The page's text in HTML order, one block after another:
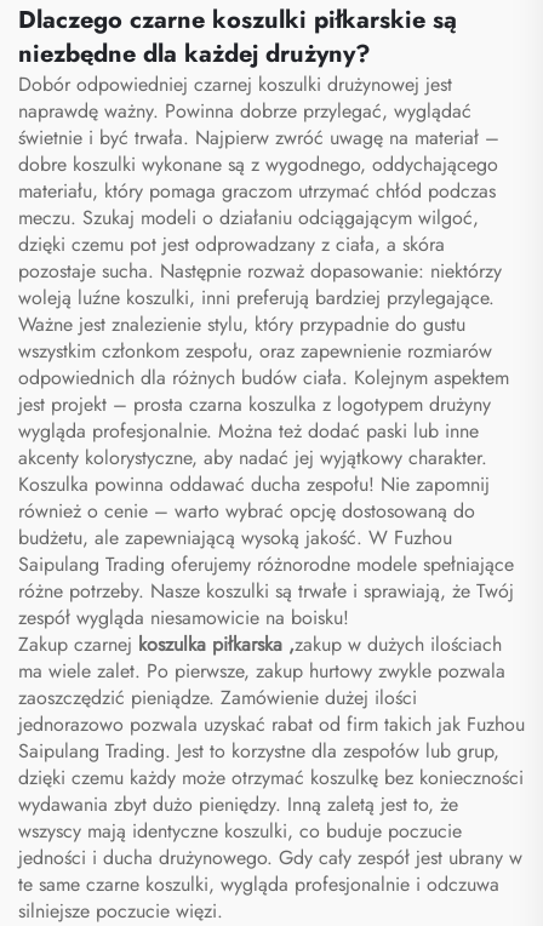
Dlaczego czarne koszulki piłkarskie są
niezbędne dla każdej drużyny?
Dobór odpowiedniej czarnej koszulki drużynowej jest
naprawdę ważny. Powinna dobrze przylegać, wyglądać
świetnie i być trwała. Najpierw zwróć uwagę na materiał –
dobre koszulki wykonane są z wygodnego, oddychającego
materiału, który pomaga graczom utrzymać chłód podczas
meczu. Szukaj modeli o działaniu odciągającym wilgoć,
dzięki czemu pot jest odprowadzany z ciała, a skóra
pozostaje sucha. Następnie rozważ dopasowanie: niektórzy
woleją luźne koszulki, inni preferują bardziej przylegające.
Ważne jest znalezienie stylu, który przypadnie do gustu
wszystkim członkom zespołu, oraz zapewnienie rozmiarów
odpowiednich dla różnych budów ciała. Kolejnym aspektem
jest projekt – prosta czarna koszulka z logotypem drużyny
wygląda profesjonalnie. Można też dodać paski lub inne
akcenty kolorystyczne, aby nadać jej wyjątkowy charakter.
Koszulka powinna oddawać ducha zespołu! Nie zapomnij
również o cenie – warto wybrać opcję dostosowaną do
budżetu, ale zapewniającą wysoką jakość. W Fuzhou
Saipulang Trading oferujemy różnorodne modele spełniające
różne potrzeby. Nasze koszulki są trwałe i sprawiają, że Twój
zespół wygląda niesamowicie na boisku!
Zakup czarnej koszulka piłkarska ,zakup w dużych ilościach
ma wiele zalet. Po pierwsze, zakup hurtowy zwykle pozwala
zaoszczędzić pieniądze. Zamówienie dużej ilości
jednorazowo pozwala uzyskać rabat od firm takich jak Fuzhou
Saipulang Trading. Jest to korzystne dla zespołów lub grup,
dzięki czemu każdy może otrzymać koszulkę bez konieczności
wydawania zbyt dużo pieniędzy. Inną zaletą jest to, że
wszyscy mają identyczne koszulki, co buduje poczucie
jedności i ducha drużynowego. Gdy cały zespół jest ubrany w
te same czarne koszulki, wygląda profesjonalnie i odczuwa
silniejsze poczucie więzi.